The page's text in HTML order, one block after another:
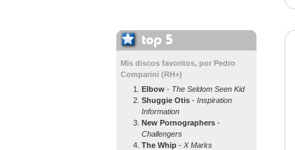
Mis discos favoritos, por Pedro
Comparini (RH+)
Elbow - The Seldom Seen Kid
Shuggie Otis - Inspiration
Information
New Pornographers -
Challengers
The Whip - X Marks